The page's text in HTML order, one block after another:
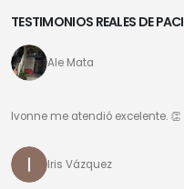
TESTIMONIOS REALES DE
Ale Mata
Ivonne me atendió excelente. 👏
Iris Vázquez